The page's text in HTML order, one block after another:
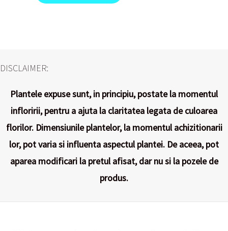
DISCLAIMER:
Plantele expuse sunt, in principiu, postate la momentul
infloririi, pentru a ajuta la claritatea legata de culoarea
florilor. Dimensiunile plantelor, la momentul achizitionarii
lor, pot varia si influenta aspectul plantei. De aceea, pot
aparea modificari la pretul afisat, dar nu si la pozele de
produs.